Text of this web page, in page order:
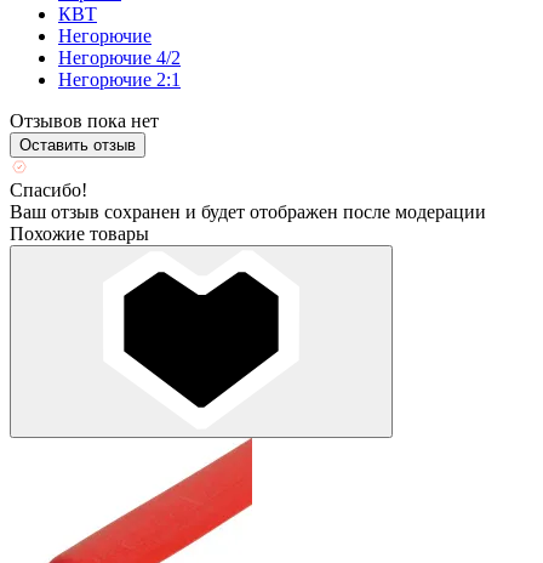
КВТ
Негорючие
Негорючие 4/2
Негорючие 2:1
Отзывов пока нет
Оставить отзыв
Спасибо!
Ваш отзыв сохранен и будет отображен после модерации
Похожие товары